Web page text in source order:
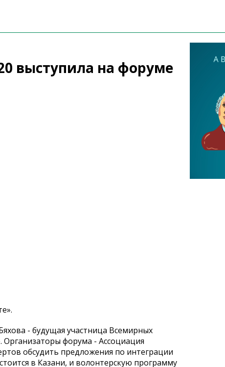
выступила на форуме
- будущая участница Всемирных
Организаторы форума - Ассоциация
обсудить предложения по интеграции
в Казани, и волонтерскую программу